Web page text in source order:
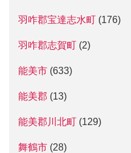
羽咋郡宝達志水町 (176)
羽咋郡志賀町 (2)
能美市 (633)
能美郡 (13)
能美郡川北町 (129)
舞鶴市 (28)